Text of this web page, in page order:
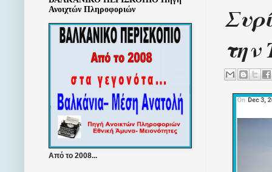
την
Ανοιχτών Πληροφοριών
Από το 2008...